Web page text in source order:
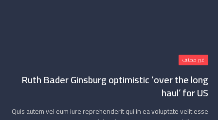
غير مصنف
Ruth Bader Ginsburg optimistic ‘over the long
haul’ for US
Quis autem vel eum iure reprehenderit qui in ea voluptate velit esse